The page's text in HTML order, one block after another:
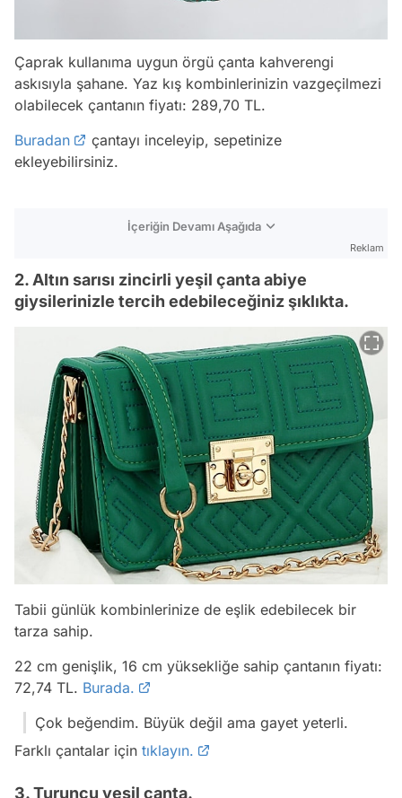
Çaprak kullanıma uygun örgü çanta kahverengi
askısıyla şahane. Yaz kış kombinlerinizin vazgeçilmezi
olabilecek çantanın fiyatı: 289,70 TL.
Buradan
çantayı inceleyip, sepetinize
ekleyebilirsiniz.
İçeriğin Devamı Aşağıda
Reklam
2. Altın sarısı zincirli yeşil çanta abiye
giysilerinizle tercih edebileceğiniz şıklıkta.
Tabii günlük kombinlerinize de eşlik edebilecek bir
tarza sahip.
22 cm genişlik, 16 cm yüksekliğe sahip çantanın fiyatı:
72,74 TL. Burada.
Çok beğendim. Büyük değil ama gayet yeterli.
Farklı çantalar için tıklayın.
3. Turuncu yeşil çanta.